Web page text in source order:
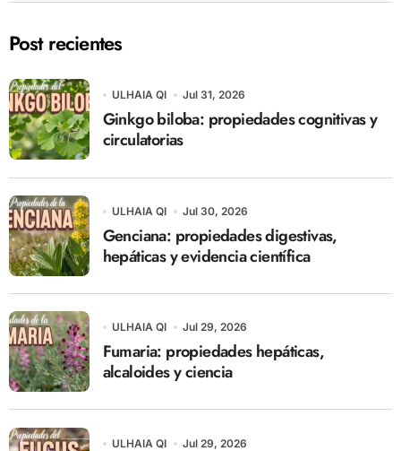
Post recientes
ULHAIA QI Jul 31, 2026
Ginkgo biloba: propiedades cognitivas y
circulatorias
ULHAIA QI Jul 30, 2026
Genciana: propiedades digestivas,
hepáticas y evidencia científica
ULHAIA QI Jul 29, 2026
Fumaria: propiedades hepáticas,
alcaloides y ciencia
ULHAIA QI Jul 29, 2026